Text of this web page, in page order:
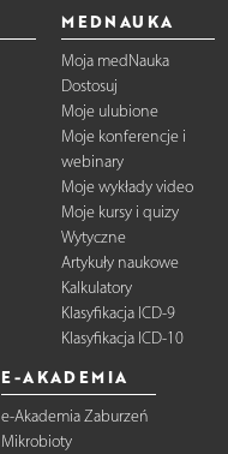
MEDNAUKA
Moja medNauka
Dostosuj
Moje ulubione
Moje konferencje i
webinary
Moje wykłady video
Moje kursy i quizy
Wytyczne
Artykuły naukowe
Kalkulatory
Klasyfikacja ICD-9
Klasyfikacja ICD-10
E-AKADEMIA
e-Akademia Zaburzeń
Mikrobioty